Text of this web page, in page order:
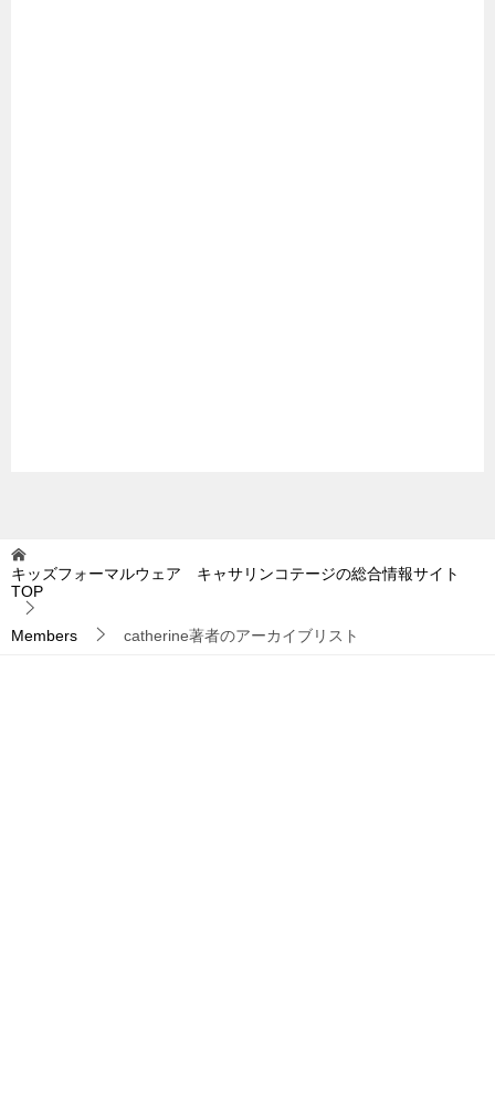
キッズフォーマルウェア キャサリンコテージの総合情報サイト
TOP
Members catherine著者のアーカイブリスト